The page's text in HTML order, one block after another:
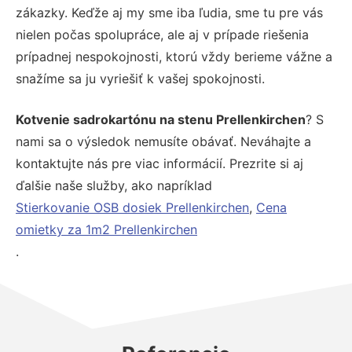
zákazky. Keďže aj my sme iba ľudia, sme tu pre vás
nielen počas spolupráce, ale aj v prípade riešenia
prípadnej nespokojnosti, ktorú vždy berieme vážne a
snažíme sa ju vyriešiť k vašej spokojnosti.
Kotvenie sadrokartónu na stenu Prellenkirchen? S
nami sa o výsledok nemusíte obávať. Neváhajte a
kontaktujte nás pre viac informácií. Prezrite si aj
ďalšie naše služby, ako napríklad
Stierkovanie OSB dosiek Prellenkirchen, Cena
omietky za 1m2 Prellenkirchen
.